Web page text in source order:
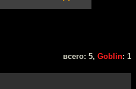
всего: 5, Goblin: 1